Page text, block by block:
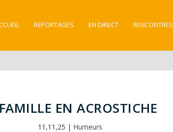
REPORTAGES EN DIRECT RENCONTRES
EN ACROSTICHE
11,11,25 | Humeurs